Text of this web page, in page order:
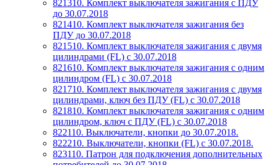
821310. Комплект выключателя зажигания с ПДУ
до 30.07.2018
821410. Комплект выключателя зажигания без
ПДУ до 30.07.2018
821510. Комплект выключателя зажигания с двумя
цилиндрами (FL) c 30.07.2018
821610. Комплект выключателя зажигания с одним
цилиндром (FL) c 30.07.2018
821710. Комплект выключателя зажигания с двумя
цилиндрами, ключ без ПДУ (FL) c 30.07.2018
821810. Комплект выключателя зажигания с одним
цилиндром, ключ с ПДУ (FL) c 30.07.2018
822110. Выключатели, кнопки до 30.07.2018.
822210. Выключатели, кнопки (FL) с 30.07.2018.
823110. Патрон для подключения дополнительных